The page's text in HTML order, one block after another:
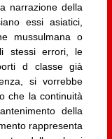
narrazione della
essi asiatici,
mussulmana o
stessi errori, le
d classe già
si vorrebbe
che la continuità
della
rappresenta